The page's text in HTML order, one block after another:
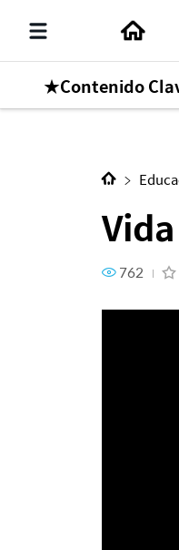
★ContenidoSiguiente Contenido
762